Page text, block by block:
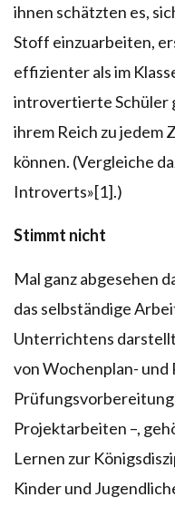
ihnen schätzten es,
Stoff einzuarbeiten,
effizienter als im
introvertierte Schüler
ihrem Reich zu jedem
können. (Vergleiche
Introverts»[1].)
Stimmt nicht
Mal ganz abgesehen
das selbständige
Unterrichtens
von Wochenplan-
Projektarbeiten –,
Lernen zur
Kinder und